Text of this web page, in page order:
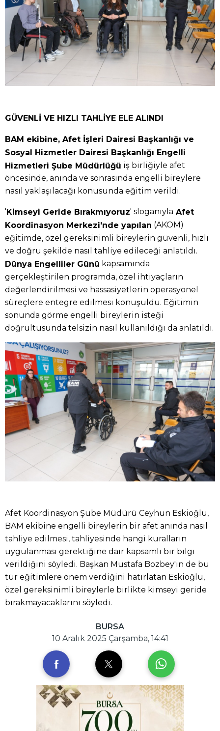
GÜVENLİ VE HIZLI TAHLİYE ELE ALINDI
BAM ekibine, Afet İşleri Dairesi Başkanlığı ve
Sosyal Hizmetler Dairesi Başkanlığı Engelli
Hizmetleri Şube Müdürlüğü iş birliğiyle afet
öncesinde, anında ve sonrasında engelli bireylere
nasıl yaklaşılacağı konusunda eğitim verildi.
' Kimseyi Geride Bırakmıyoruz' sloganıyla Afet
Koordinasyon Merkezi'nde yapılan (AKOM)
eğitimde, özel gereksinimli bireylerin güvenli, hızlı
ve doğru şekilde nasıl tahliye edileceği anlatıldı.
Dünya Engelliler Günü kapsamında
gerçekleştirilen programda, özel ihtiyaçların
değerlendirilmesi ve hassasiyetlerin operasyonel
süreçlere entegre edilmesi konuşuldu. Eğitimin
sonunda görme engelli bireylerin isteği
doğrultusunda telsizin nasıl kullanıldığı da anlatıldı.
Afet Koordinasyon Şube Müdürü Ceyhun Eskioğlu,
BAM ekibine engelli bireylerin bir afet anında nasıl
tahliye edilmesi, tahliyesinde hangi kuralların
uygulanması gerektiğine dair kapsamlı bir bilgi
verildiğini söyledi. Başkan Mustafa Bozbey'in de bu
tür eğitimlere önem verdiğini hatırlatan Eskioğlu,
özel gereksinimli bireylerle birlikte kimseyi geride
bırakmayacaklarını söyledi.
BURSA
10 Aralık 2025 Çarşamba, 14:41